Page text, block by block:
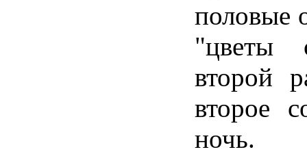
половые
"цветы
второй
второе
ночь.